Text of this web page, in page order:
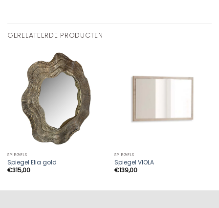
GERELATEERDE PRODUCTEN
SPIEGELS
Spiegel Elia gold
€315,00
SPIEGELS
Spiegel VIOLA
€139,00